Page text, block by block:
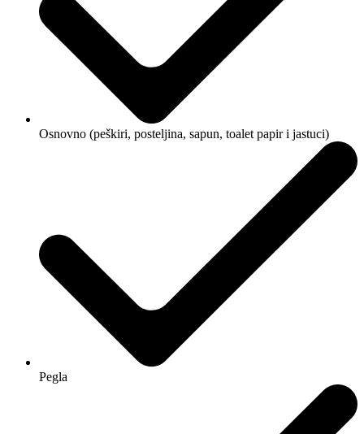
Osnovno (peškiri, posteljina, sapun, toalet papir i jastuci)
Pegla